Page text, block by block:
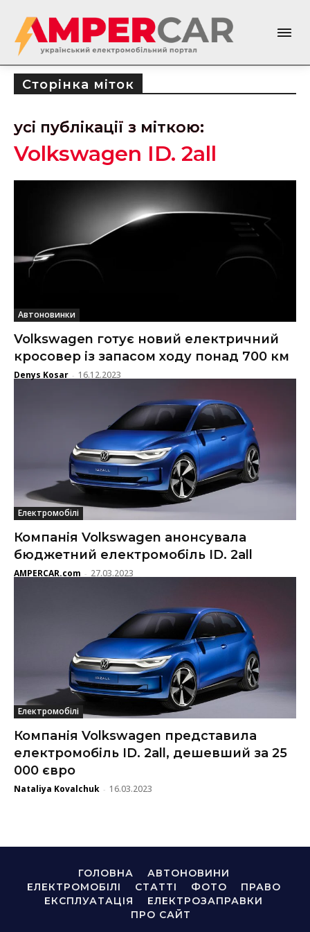
Сторінка міток
усі публікації з міткою:
Volkswagen ID. 2all
Автоновинки
Volkswagen готує новий електричний
кросовер із запасом ходу понад 700 км
Denys Kosar - 16.12.2023
Електромобілі
Компанія Volkswagen анонсувала
бюджетний електромобіль ID. 2all
AMPERCAR.com - 27.03.2023
Електромобілі
Компанія Volkswagen представила
електромобіль ID. 2all, дешевший за 25
000 євро
Nataliya Kovalchuk - 16.03.2023
ГОЛОВНА
АВТОНОВИНИ
ЕЛЕКТРОМОБІЛІ
СТАТТІ ФОТО
ПРАВО
ЕКСПЛУАТАЦІЯ
ЕЛЕКТРОЗАПРАВКИ
ПРО САЙТ